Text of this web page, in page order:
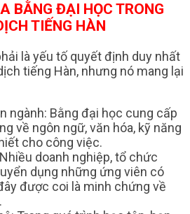
BẰNG ĐẠI HỌC TRONG
TIẾNG HÀN
là yếu tố quyết định duy nhất
tiếng Hàn, nhưng nó mang lại
ngành: Bằng đại học cung cấp
về ngôn ngữ, văn hóa, kỹ năng
cho công việc.
doanh nghiệp, tổ chức
dụng những ứng viên có
được coi là minh chứng về